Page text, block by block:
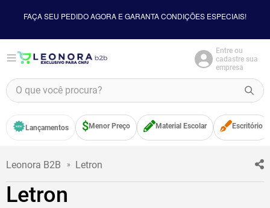
FAÇA SEU PEDIDO AGORA E GARANTA CONDIÇÕES ESPECIAIS!
Entre ou
cadastre sua
empresa
O que você procura?
Lançamentos Menor Preço Material Escolar Escritório
Letron
Letron
TERMOS MAIS BUSCADOS
1º